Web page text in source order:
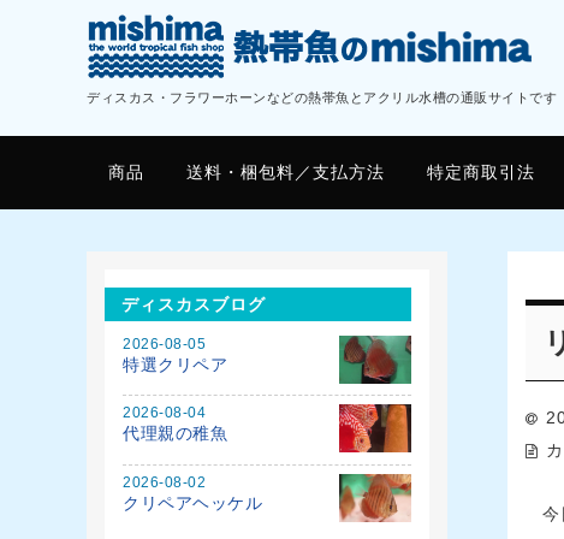
ディスカス・フラワーホーンなどの熱帯魚とアクリル水槽の通販サイトです
商品 送料・梱包料／支払方法 特定商取引法
今
ディスカスブログ
2026-08-05
特選クリペア
2026-08-04
代理親の稚魚
2026-08-02
クリペアヘッケル